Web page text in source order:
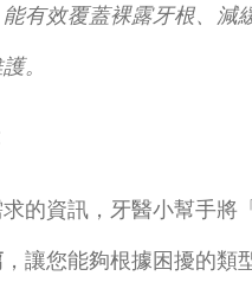
有效覆蓋裸露牙根、
。
的資訊，牙醫小幫手將
，讓您能夠根據困擾的類